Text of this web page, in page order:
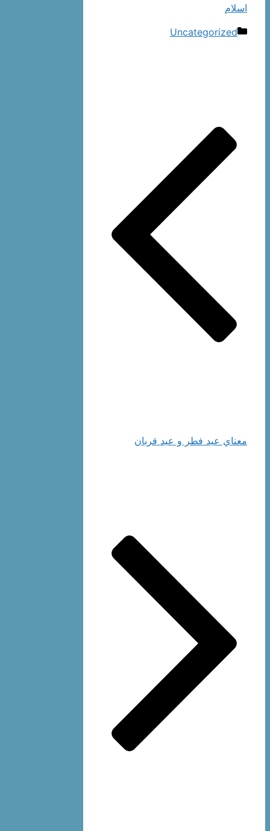
اسلام
دسته‌ها
Uncategorized
معناي‌ عيد فطر و عيد قربان